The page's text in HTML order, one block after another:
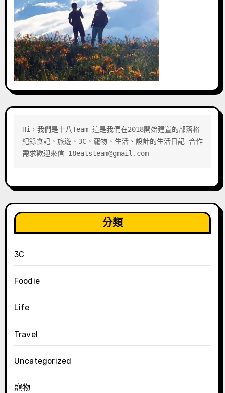
Hi，我們是十八Team 這是我們在2018開始建置的部落格
紀錄食記、旅遊、3C、寵物、生活、設計的生活日記 合作
需求歡迎來信 18eatsteam@gmail.com
分類
3C
Foodie
Life
Travel
Uncategorized
寵物